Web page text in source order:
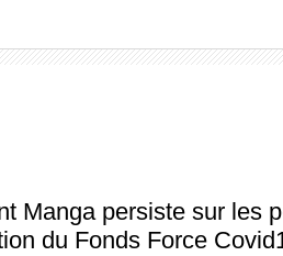
Manga persiste sur les
du Fonds Force